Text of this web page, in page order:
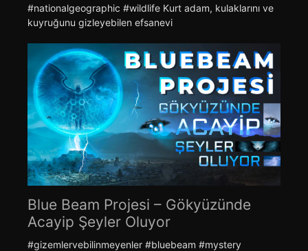
#nationalgeographic #wildlife Kurt adam, kulaklarını ve
kuyruğunu gizleyebilen efsanevi
Blue Beam Projesi – Gökyüzünde
Acayip Şeyler Oluyor
#gizemlervebilinmeyenler #bluebeam #mystery